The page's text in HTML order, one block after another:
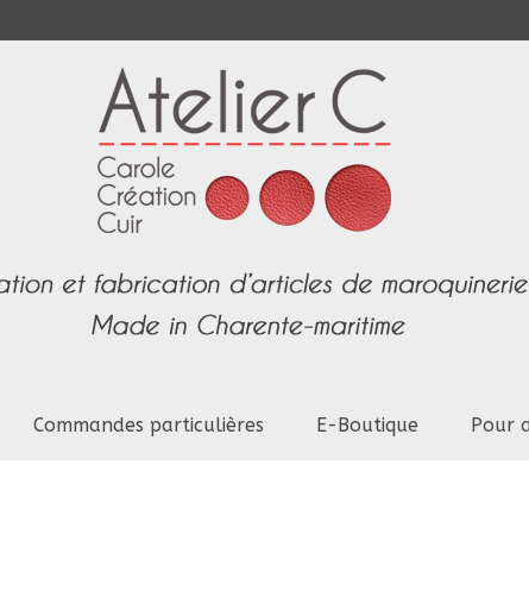
Commandes particulières E-Boutique Pour